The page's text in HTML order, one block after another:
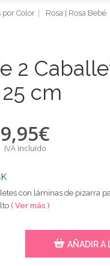
por Color Rosa | Rosa Bebé
2
cm
9,95€
IVA incluido
con láminas de pizarra
( Ver más )
AÑADIR A